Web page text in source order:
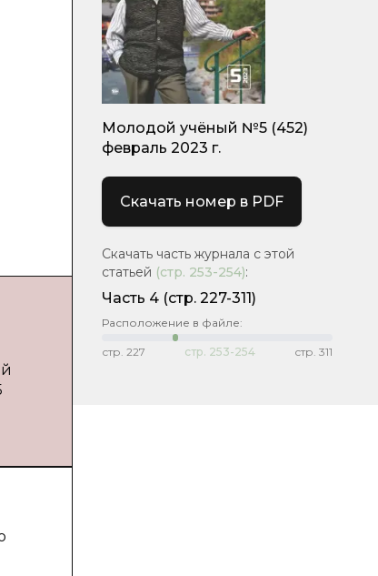
Молодой учёный №5 (452)
февраль 2023 г.
Скачать номер в PDF
Скачать часть журнала с этой
статьей (стр. 253-254):
Часть 4 (стр. 227-311)
Расположение в файле:
стр. 227 стр. 253-254 стр. 311